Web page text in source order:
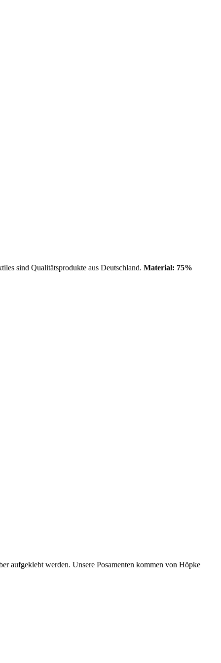
sind Qualitätsprodukte aus Deutschland. Material: 75%
aufgeklebt werden. Unsere Posamenten kommen von Höpke